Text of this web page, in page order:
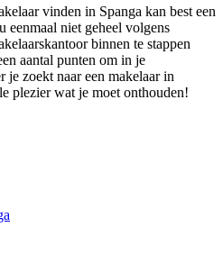
vinden in Spanga kan best een
niet geheel volgens
binnen te stappen
aantal punten om in je
je zoekt naar een makelaar in
plezier wat je moet onthouden!